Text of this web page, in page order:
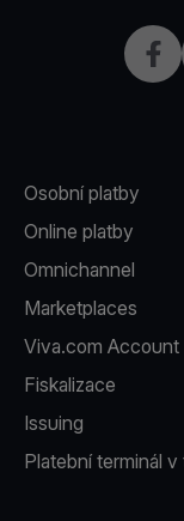
Osobní platby
Online platby
Omnichannel
Marketplaces
Viva.com Account
Fiskalizace
Issuing
Platební terminál